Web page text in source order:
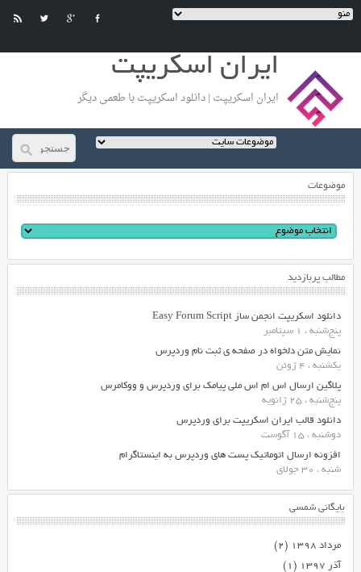
ایران اسکریپت
ایران اسکریپت | دانلود اسکریپت با طعمی دیگر
موضوعات
مطالب پربازدید
دانلود اسکریپت انجمن ساز Easy Forum Script
پنج‌شنبه ، 1 سپتامبر
نمایش متن دلخواه در صفحه ی ثبت نام وردپرس
یکشنبه ، 4 ژوئن
پلاگین ارسال اس ام اس ملی پیامک برای وردپرس و ووکامرس
پنج‌شنبه ، 25 ژانویه
دانلود قالب ایران اسکریپت برای وردپرس
دوشنبه ، 15 آگوست
افزونه ارسال اتوماتیک پست های وردپرس به اینستاگرام
شنبه ، 30 جولای
بایگانی شمسی
مرداد ۱۳۹۸
(۲)
آذر ۱۳۹۷
(۱)